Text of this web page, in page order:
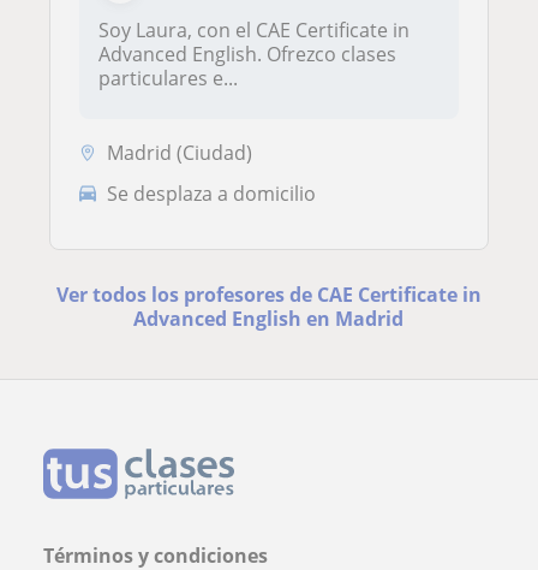
Soy Laura, con el CAE Certificate in
Advanced English. Ofrezco clases
particulares e...
Madrid (Ciudad)
Se desplaza a domicilio
Ver todos los profesores de CAE Certificate in
Advanced English en Madrid
Términos y condiciones